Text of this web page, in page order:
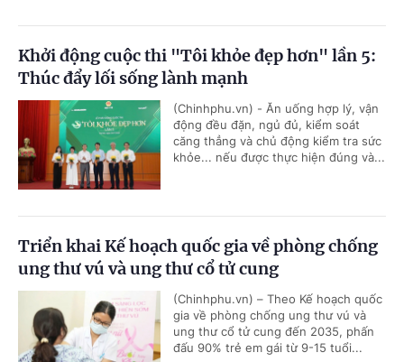
Khởi động cuộc thi "Tôi khỏe đẹp hơn" lần 5:
Thúc đẩy lối sống lành mạnh
(Chinhphu.vn) - Ăn uống hợp lý, vận
động đều đặn, ngủ đủ, kiểm soát
căng thẳng và chủ động kiểm tra sức
khỏe... nếu được thực hiện đúng và...
Triển khai Kế hoạch quốc gia về phòng chống
ung thư vú và ung thư cổ tử cung
(Chinhphu.vn) – Theo Kế hoạch quốc
gia về phòng chống ung thư vú và
ung thư cổ tử cung đến 2035, phấn
đấu 90% trẻ em gái từ 9-15 tuổi...